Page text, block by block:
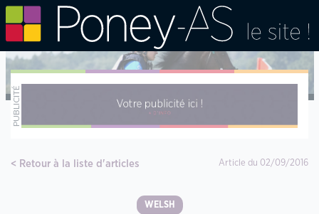
Retour à la liste d'articles Article du 02/09/2016
WELSH